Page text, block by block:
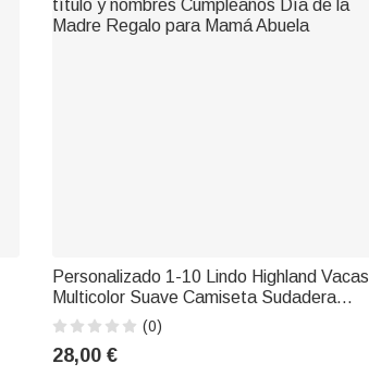
Personalizado 1-10 Lindo Highland Vacas
Multicolor Suave Camiseta Sudadera
Sudadera con capucha con título y
nombres Cumpleaños Día de la Madre
Regalo para Mamá Abuela
(0)
28,00 €